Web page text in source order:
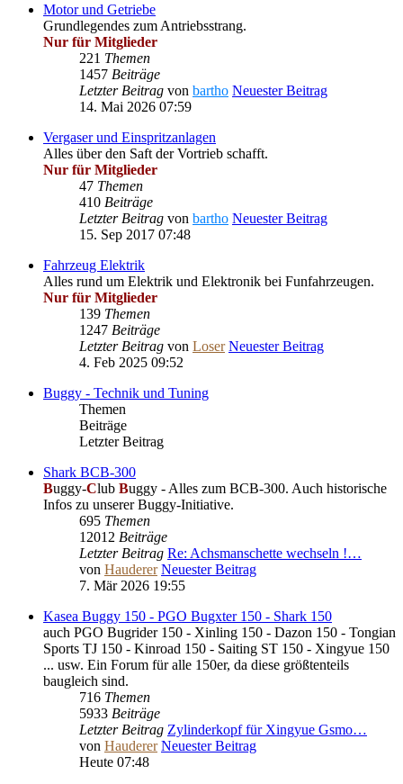
Motor und Getriebe
Grundlegendes zum Antriebsstrang.
Nur für Mitglieder
221 Themen
1457 Beiträge
Letzter Beitrag von bartho Neuester Beitrag
14. Mai 2026 07:59
Vergaser und Einspritzanlagen
Alles über den Saft der Vortrieb schafft.
Nur für Mitglieder
47 Themen
410 Beiträge
Letzter Beitrag von bartho Neuester Beitrag
15. Sep 2017 07:48
Fahrzeug Elektrik
Alles rund um Elektrik und Elektronik bei Funfahrzeugen.
Nur für Mitglieder
139 Themen
1247 Beiträge
Letzter Beitrag von Loser Neuester Beitrag
4. Feb 2025 09:52
Buggy - Technik und Tuning
Themen
Beiträge
Letzter Beitrag
Shark BCB-300
Buggy-Club Buggy - Alles zum BCB-300. Auch historische
Infos zu unserer Buggy-Initiative.
695 Themen
12012 Beiträge
Letzter Beitrag Re: Achsmanschette wechseln !…
von Hauderer Neuester Beitrag
7. Mär 2026 19:55
Kasea Buggy 150 - PGO Bugxter 150 - Shark 150
auch PGO Bugrider 150 - Xinling 150 - Dazon 150 - Tongian
Sports TJ 150 - Kinroad 150 - Saiting ST 150 - Xingyue 150
... usw. Ein Forum für alle 150er, da diese größtenteils
baugleich sind.
716 Themen
5933 Beiträge
Letzter Beitrag Zylinderkopf für Xingyue Gsmo…
von Hauderer Neuester Beitrag
Heute 07:48